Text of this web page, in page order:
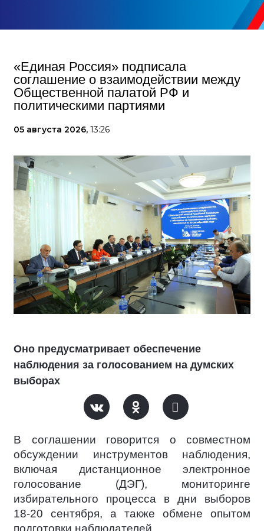
«Единая Россия» подписала
соглашение о взаимодействии между
Общественной палатой РФ и
политическими партиями
05 августа 2026, 13:26
Оно предусматривает обеспечение
наблюдения за голосованием на думских
выборах
В соглашении говорится о совместном
обсуждении инструментов наблюдения,
включая дистанционное электронное
голосование (ДЭГ), мониторинге
избирательного процесса в дни выборов
18-20 сентября, а также обмене опытом
подготовки наблюдателей.